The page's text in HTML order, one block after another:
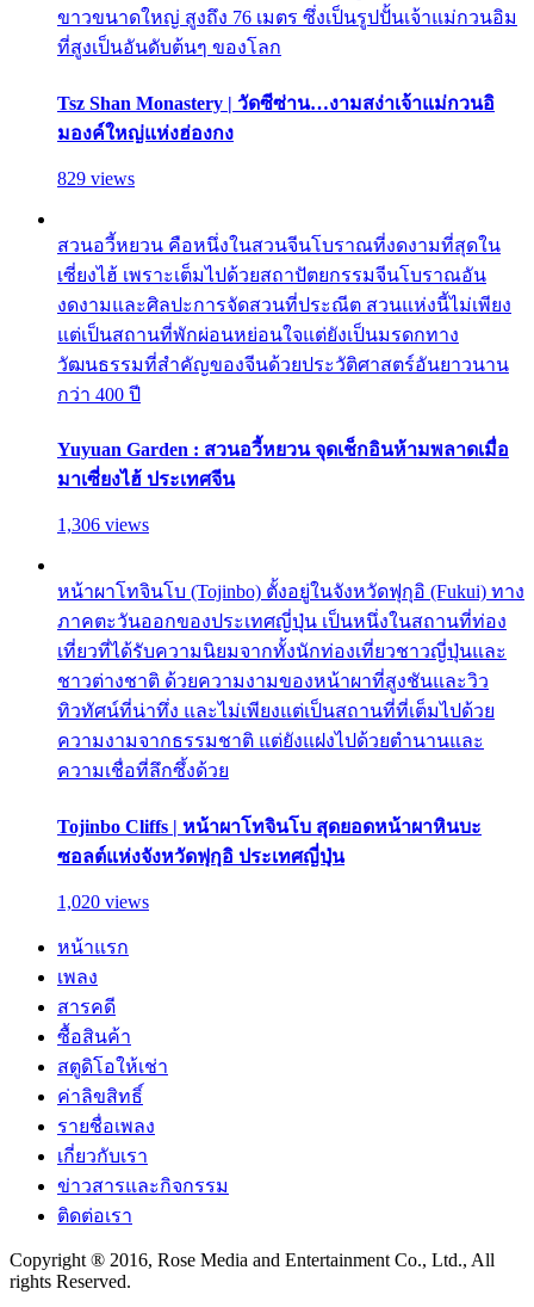
ขาวขนาดใหญ่ สูงถึง 76 เมตร ซึ่งเป็นรูปปั้นเจ้าแม่กวนอิม
ที่สูงเป็นอันดับต้นๆ ของโลก
Tsz Shan Monastery | วัดซีซ่าน…งามสง่าเจ้าแม่กวนอิ
มองค์ใหญ่แห่งฮ่องกง
829 views
สวนอวี้หยวน คือหนึ่งในสวนจีนโบราณที่งดงามที่สุดใน
เซี่ยงไฮ้ เพราะเต็มไปด้วยสถาปัตยกรรมจีนโบราณอัน
งดงามและศิลปะการจัดสวนที่ประณีต สวนแห่งนี้ไม่เพียง
แต่เป็นสถานที่พักผ่อนหย่อนใจแต่ยังเป็นมรดกทาง
วัฒนธรรมที่สำคัญของจีนด้วยประวัติศาสตร์อันยาวนาน
กว่า 400 ปี
Yuyuan Garden : สวนอวี้หยวน จุดเช็กอินห้ามพลาดเมื่อ
มาเซี่ยงไฮ้ ประเทศจีน
1,306 views
หน้าผาโทจินโบ (Tojinbo) ตั้งอยู่ในจังหวัดฟุกุอิ (Fukui) ทาง
ภาคตะวันออกของประเทศญี่ปุ่น เป็นหนึ่งในสถานที่ท่อง
เที่ยวที่ได้รับความนิยมจากทั้งนักท่องเที่ยวชาวญี่ปุ่นและ
ชาวต่างชาติ ด้วยความงามของหน้าผาที่สูงชันและวิว
ทิวทัศน์ที่น่าทึ่ง และไม่เพียงแต่เป็นสถานที่ที่เต็มไปด้วย
ความงามจากธรรมชาติ แต่ยังแฝงไปด้วยตำนานและ
ความเชื่อที่ลึกซึ้งด้วย
Tojinbo Cliffs | หน้าผาโทจินโบ สุดยอดหน้าผาหินบะ
ซอลต์แห่งจังหวัดฟุกุอิ ประเทศญี่ปุ่น
1,020 views
หน้าแรก
เพลง
สารคดี
ซื้อสินค้า
สตูดิโอให้เช่า
ค่าลิขสิทธิ์
รายชื่อเพลง
เกี่ยวกับเรา
ข่าวสารและกิจกรรม
ติดต่อเรา
Copyright ® 2016, Rose Media and Entertainment Co., Ltd., All
rights Reserved.